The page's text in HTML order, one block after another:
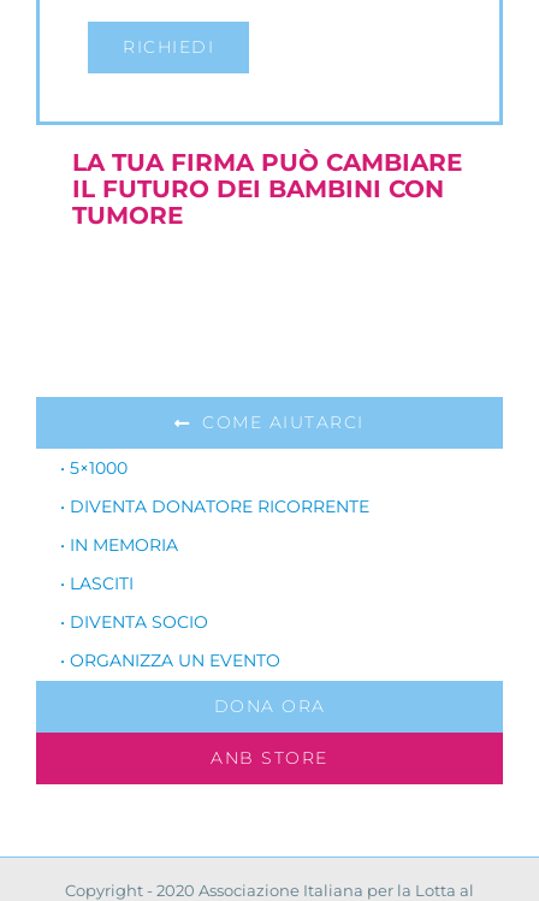
LA TUA FIRMA PUÒ CAMBIARE
IL FUTURO DEI BAMBINI CON
TUMORE
COME AIUTARCI
• 5×1000
• DIVENTA DONATORE RICORRENTE
• IN MEMORIA
• LASCITI
• DIVENTA SOCIO
• ORGANIZZA UN EVENTO
DONA ORA
ANB STORE
Copyright - 2020 Associazione Italiana per la Lotta al